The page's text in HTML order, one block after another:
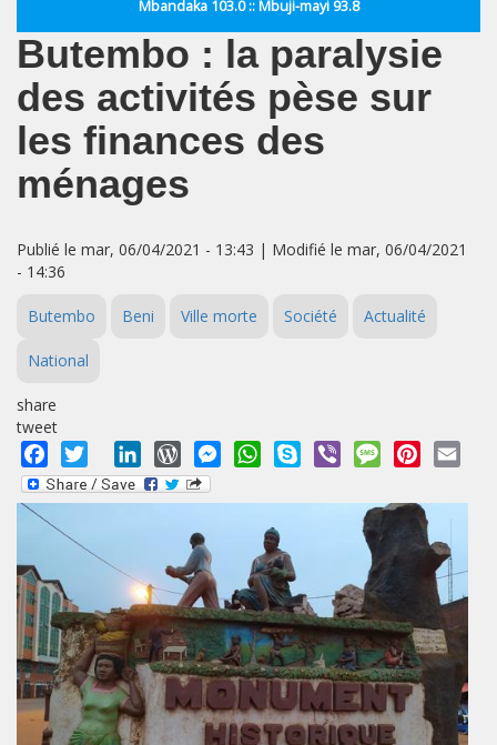
Mbandaka 103.0 :: Mbuji-mayi 93.8
Butembo : la paralysie
des activités pèse sur
les finances des
ménages
Publié le mar, 06/04/2021 - 13:43 | Modifié le mar, 06/04/2021
- 14:36
Butembo Beni Ville morte Société Actualité
National
share
tweet
Facebook
Twitter LinkedInWordPressMessengerWhatsApp
Skype Viber MessagePinterest